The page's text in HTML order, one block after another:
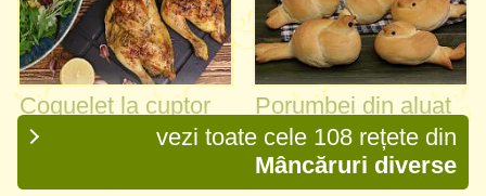
Coquelet la cuptor
cu usturoi, lămâie și
Porumbei din aluat
de pâine
vezi toate cele 108 rețete din
Mâncăruri diverse